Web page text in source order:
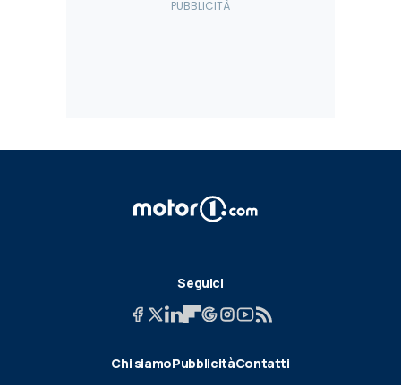
Seguici
Chi siamoPubblicitàContatti